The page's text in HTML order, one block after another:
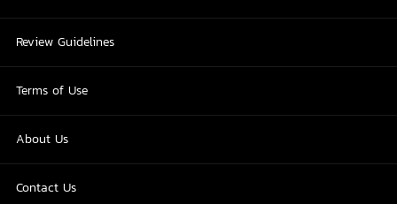
Review Guidelines
Terms of Use
About Us
Contact Us